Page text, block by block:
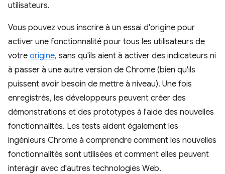
utilisateurs.
Vous pouvez vous inscrire à un essai d'origine pour
activer une fonctionnalité pour tous les utilisateurs de
votre origine, sans qu'ils aient à activer des indicateurs ni
à passer à une autre version de Chrome (bien qu'ils
puissent avoir besoin de mettre à niveau). Une fois
enregistrés, les développeurs peuvent créer des
démonstrations et des prototypes à l'aide des nouvelles
fonctionnalités. Les tests aident également les
ingénieurs Chrome à comprendre comment les nouvelles
fonctionnalités sont utilisées et comment elles peuvent
interagir avec d'autres technologies Web.